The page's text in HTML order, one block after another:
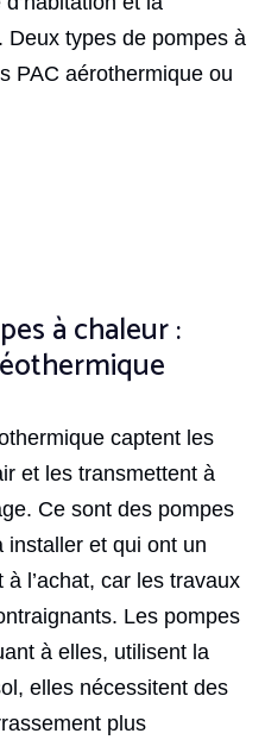
Deux types de pompes à
PAC aérothermique ou
à chaleur :
captent les
et les transmettent à
Ce sont des pompes
installer et qui ont un
l’achat, car les travaux
Les pompes
à elles, utilisent la
elles nécessitent des
plus